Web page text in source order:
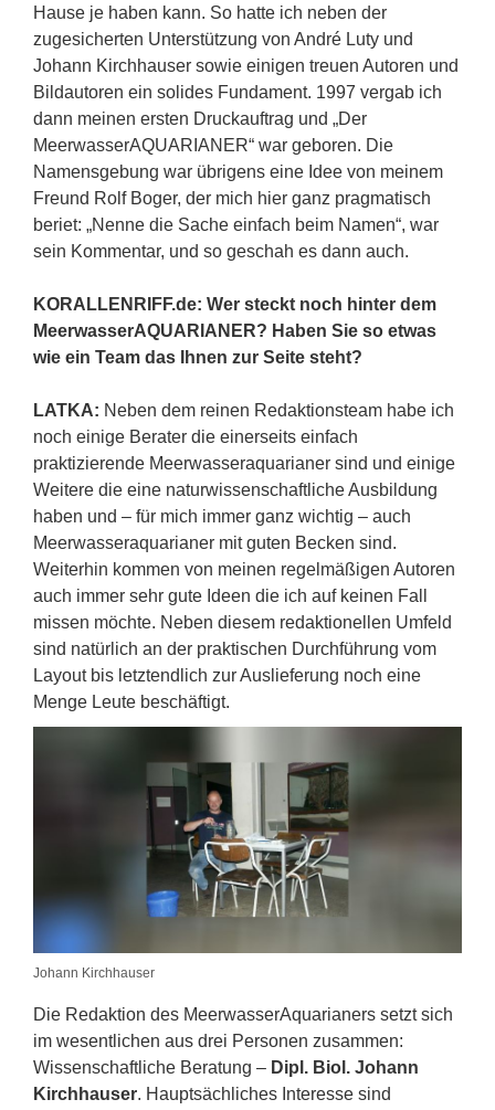
Hause je haben kann. So hatte ich neben der
zugesicherten Unterstützung von André Luty und
Johann Kirchhauser sowie einigen treuen Autoren und
Bildautoren ein solides Fundament. 1997 vergab ich
dann meinen ersten Druckauftrag und „Der
MeerwasserAQUARIANER“ war geboren. Die
Namensgebung war übrigens eine Idee von meinem
Freund Rolf Boger, der mich hier ganz pragmatisch
beriet: „Nenne die Sache einfach beim Namen“, war
sein Kommentar, und so geschah es dann auch.
KORALLENRIFF.de: Wer steckt noch hinter dem
MeerwasserAQUARIANER? Haben Sie so etwas
wie ein Team das Ihnen zur Seite steht?
LATKA: Neben dem reinen Redaktionsteam habe ich
noch einige Berater die einerseits einfach
praktizierende Meerwasseraquarianer sind und einige
Weitere die eine naturwissenschaftliche Ausbildung
haben und – für mich immer ganz wichtig – auch
Meerwasseraquarianer mit guten Becken sind.
Weiterhin kommen von meinen regelmäßigen Autoren
auch immer sehr gute Ideen die ich auf keinen Fall
missen möchte. Neben diesem redaktionellen Umfeld
sind natürlich an der praktischen Durchführung vom
Layout bis letztendlich zur Auslieferung noch eine
Menge Leute beschäftigt.
Johann Kirchhauser
Die Redaktion des MeerwasserAquarianers setzt sich
im wesentlichen aus drei Personen zusammen:
Wissenschaftliche Beratung – Dipl. Biol. Johann
Kirchhauser. Hauptsächliches Interesse sind